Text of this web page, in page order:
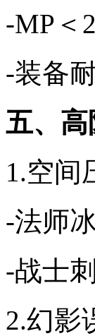
-MP＜
-装备
五、
1.空间
-法师
-战士
2.幻影